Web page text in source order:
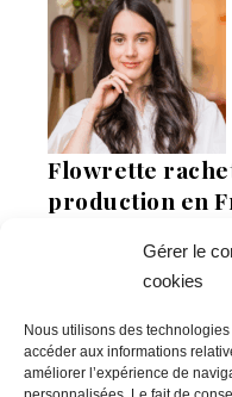
Gérer le
cookies
Nous utilisons des
accéder aux informations
améliorer l’expérience de
Flowrette
production en